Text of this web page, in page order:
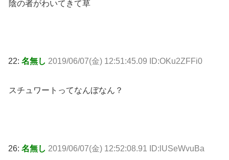
陰の者がわいてきて草
22: 名無し 2019/06/07(金) 12:51:45.09 ID:OKu2ZFFi0
スチュワートってなんぼなん？
26: 名無し 2019/06/07(金) 12:52:08.91 ID:lUSeWvuBa